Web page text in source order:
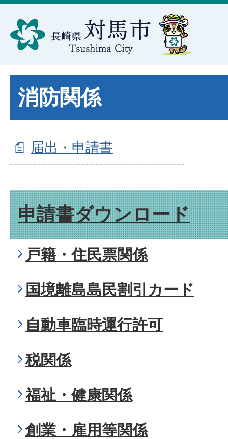
消防関係
届出・申請書
申請書ダウンロード
戸籍・住民票関係
国境離島島民割引カード
自動車臨時運行許可
税関係
福祉・健康関係
創業・雇用等関係